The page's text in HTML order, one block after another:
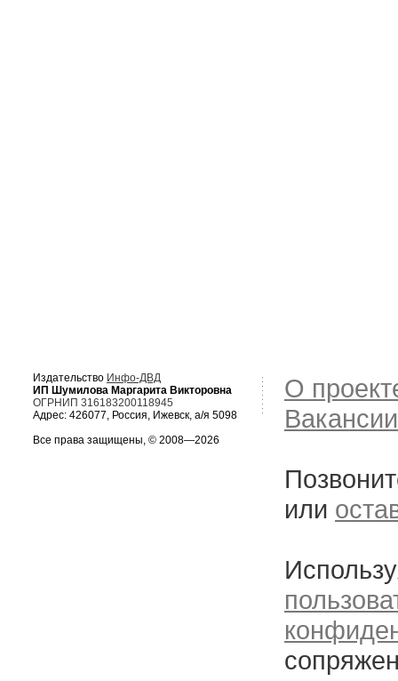
Издательство Инфо-ДВД
ИП Шумилова Маргарита Викторовна
ОГРНИП 316183200118945
Адрес: 426077, Россия, Ижевск, а/я 5098
Все права защищены, © 2008—2026
О
Вакансии
или